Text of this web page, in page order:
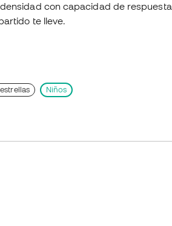
con capacidad de respuesta
te lleve.
Niños